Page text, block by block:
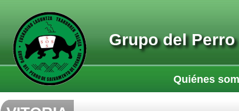
Grupo del
Quiénes